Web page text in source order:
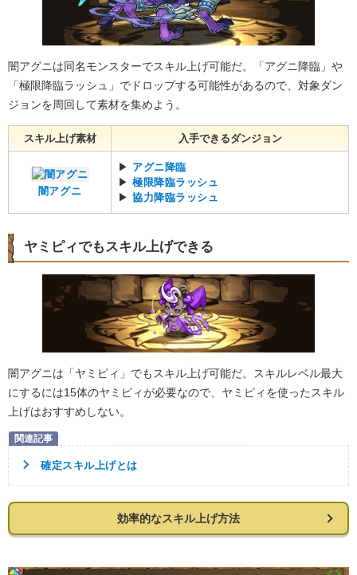
闇アグニは同名モンスターでスキル上げ可能だ。「アグニ降臨」や
「極限降臨ラッシュ」でドロップする可能性があるので、対象ダン
ジョンを周回して素材を集めよう。
スキル上げ素材 入手できるダンジョン
闇アグニ
▶ アグニ降臨
▶極限降臨ラッシュ
▶協力降臨ラッシュ
ヤミピィでもスキル上げできる
闇アグニは「ヤミピィ」でもスキル上げ可能だ。スキルレベル最大
にするには15体のヤミピィが必要なので、ヤミピィを使ったスキル
上げはおすすめしない。
確定スキル上げとは
効率的なスキル上げ方法